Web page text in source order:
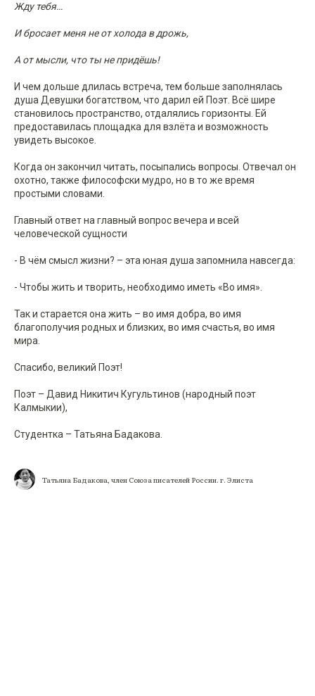
Жду тебя…
И бросает меня не от холода в дрожь,
А от мысли, что ты не придёшь!
И чем дольше длилась встреча, тем больше заполнялась
душа Девушки богатством, что дарил ей Поэт. Всё шире
становилось пространство, отдалялись горизонты. Ей
предоставилась площадка для взлёта и возможность
увидеть высокое.
Когда он закончил читать, посыпались вопросы. Отвечал он
охотно, также философски мудро, но в то же время
простыми словами.
Главный ответ на главный вопрос вечера и всей
человеческой сущности
- В чём смысл жизни? – эта юная душа запомнила навсегда:
- Чтобы жить и творить, необходимо иметь «Во имя».
Так и старается она жить – во имя добра, во имя
благополучия родных и близких, во имя счастья, во имя
мира.
Спасибо, великий Поэт!
Поэт – Давид Никитич Кугультинов (народный поэт
Калмыкии),
Студентка – Татьяна Бадакова.
Татьяна Бадакова, член Союза писателей России. г. Элиста